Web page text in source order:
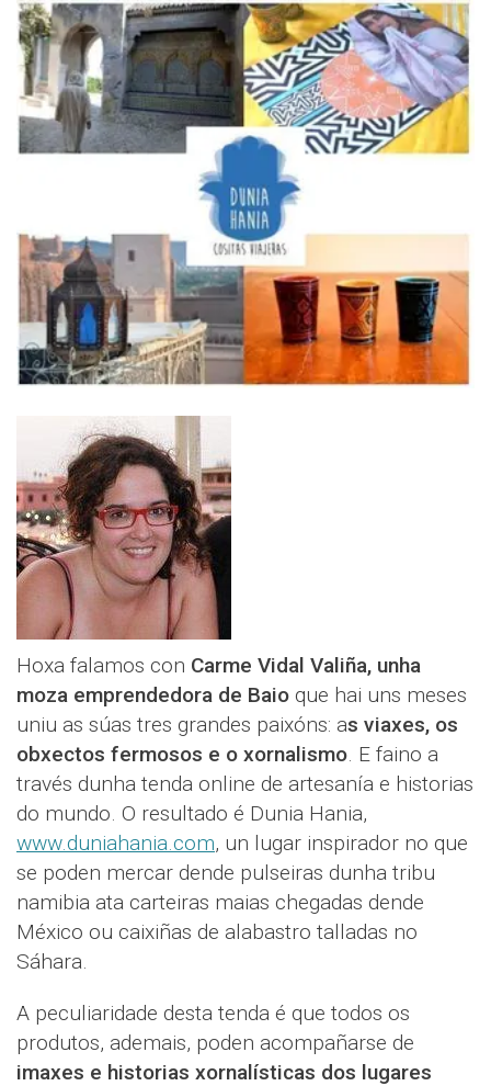
Hoxa falamos con Carme Vidal Valiña, unha
moza emprendedora de Baio que hai uns meses
uniu as súas tres grandes paixóns: as viaxes, os
obxectos fermosos e o xornalismo. E faino a
través dunha tenda online de artesanía e historias
do mundo. O resultado é Dunia Hania,
www.duniahania.com, un lugar inspirador no que
se poden mercar dende pulseiras dunha tribu
namibia ata carteiras maias chegadas dende
México ou caixiñas de alabastro talladas no
Sáhara.
A peculiaridade desta tenda é que todos os
produtos, ademais, poden acompañarse de
imaxes e historias xornalísticas dos lugares